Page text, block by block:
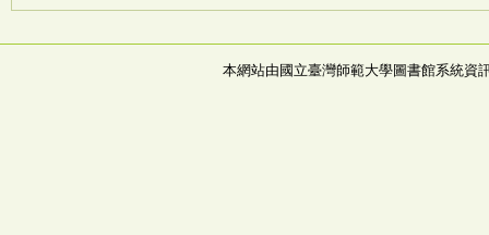
本網站由國立臺灣師範大學圖書館系統資